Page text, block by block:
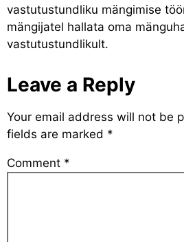
vastutustundliku mängimise
mängijatel hallata oma
vastutustundlikult.
Leave a Reply
Your email address will not be
fields are marked *
Comment *